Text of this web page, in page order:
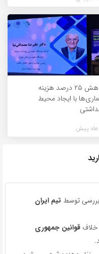
کاهش ۲۵ درصد هزینه
با ایجاد محیط
توسط تیم ایران
خلاف قوانین جمهوری